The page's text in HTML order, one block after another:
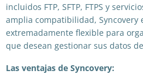
incluidos FTP, SFTP, FTPS y
amplia compatibilidad, Syncovery
extremadamente flexible para
que desean gestionar sus datos
Las ventajas de Syncovery: